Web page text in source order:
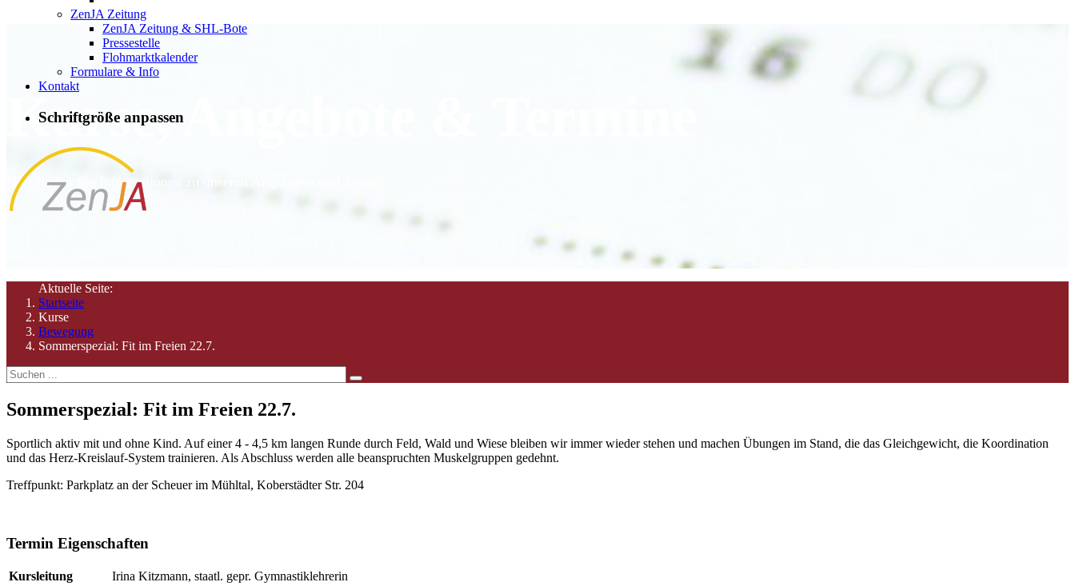
ZenJA Zeitung
ZenJA Zeitung & SHL-Bote
Pressestelle
Flohmarktkalender
Formulare & Info
Kontakt
Schriftgröße anpassen
Kurse, Angebote & Termine
Hier finden Sie Informationen zu unseren Angeboten und Zeiten
Aktuelle Seite:
Startseite
Kurse
Bewegung
Sommerspezial: Fit im Freien 22.7.
Sommerspezial: Fit im Freien 22.7.
Sportlich aktiv mit und ohne Kind. Auf einer 4 - 4,5 km langen Runde durch Feld, Wald und Wiese bleiben wir immer wieder stehen und machen Übungen im Stand, die das Gleichgewicht, die Koordination
und das Herz-Kreislauf-System trainieren. Als Abschluss werden alle beanspruchten Muskelgruppen gedehnt.
Treffpunkt: Parkplatz an der Scheuer im Mühltal, Koberstädter Str. 204
Termin Eigenschaften
Kursleitung
Irina Kitzmann, staatl. gepr. Gymnastiklehrerin